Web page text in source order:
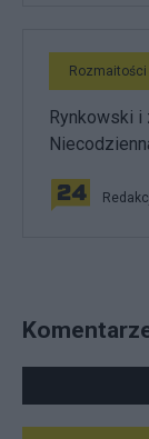
Rozmaitości
Rynkowski i